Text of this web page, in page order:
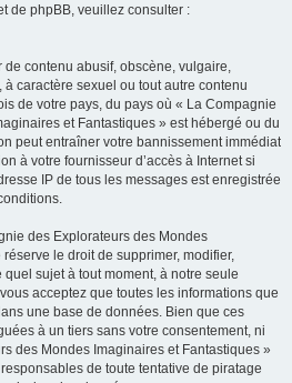
de phpBB, veuillez consulter :
contenu abusif, obscène, vulgaire,
caractère sexuel ou tout autre contenu
de votre pays, du pays où « La Compagnie
et Fantastiques » est hébergé ou du
peut entraîner votre bannissement immédiat
à votre fournisseur d’accès à Internet si
IP de tous les messages est enregistrée
des Explorateurs des Mondes
le droit de supprimer, modifier,
sujet à tout moment, à notre seule
acceptez que toutes les informations que
une base de données. Bien que ces
à un tiers sans votre consentement, ni
des Mondes Imaginaires et Fantastiques »
de toute tentative de piratage